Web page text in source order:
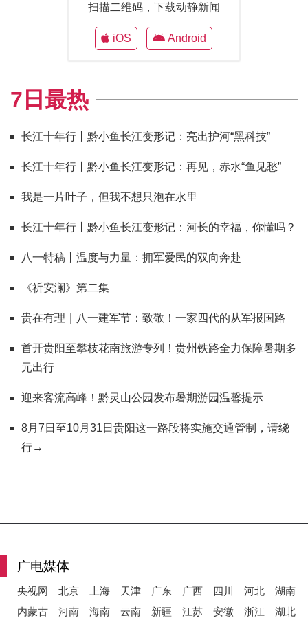
扫描二维码，下载动静新闻
iOS Android
7日最热
长江十年行丨黔小鱼长江变形记：亮出护河“黑科技”
长江十年行丨黔小鱼长江变形记：再见，赤水“鱼见愁”
我是一片叶子，但我不想只泡在水里
长江十年行丨黔小鱼长江变形记：河长的幸福，你懂吗？
八一特稿丨温度与力量：拥军爱民的双向奔赴
《祈安澜》第二集
贵在有理｜八一建军节：致敬！一家四代的从军报国路
首开贵阳至攀枝花南旅游专列！贵州铁路全力保障暑期多
元出行
迎来客流高峰！黔灵山公园发布暑期游园温馨提示
8月7日至10月31日贵阳这一路段将实施交通管制，请绕
行→
广电媒体
央视网 北京 上海 天津 广东 广西 四川 河北
湖南
内蒙古
河南 海南 云南 新疆 江苏 安徽 浙江
湖北